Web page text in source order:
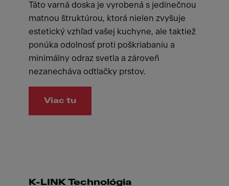
Táto varná doska je vyrobená s jedinečnou
matnou štruktúrou, ktorá nielen zvyšuje
estetický vzhľad vašej kuchyne, ale taktiež
ponúka odolnosť proti poškriabaniu a
minimálny odraz svetla a zároveň
nezanecháva odtlačky prstov.
Viac tu
K-LINK Technológia